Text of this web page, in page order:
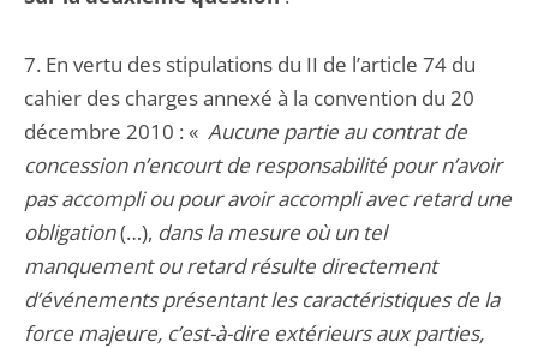
7. En vertu des stipulations du II de l’article 74 du
cahier des charges annexé à la convention du 20
décembre 2010 : « Aucune partie au contrat de
concession n’encourt de responsabilité pour n’avoir
pas accompli ou pour avoir accompli avec retard une
obligation(…), dans la mesure où un tel
manquement ou retard résulte directement
d’événements présentant les caractéristiques de la
force majeure, c’est-à-dire extérieurs aux parties,